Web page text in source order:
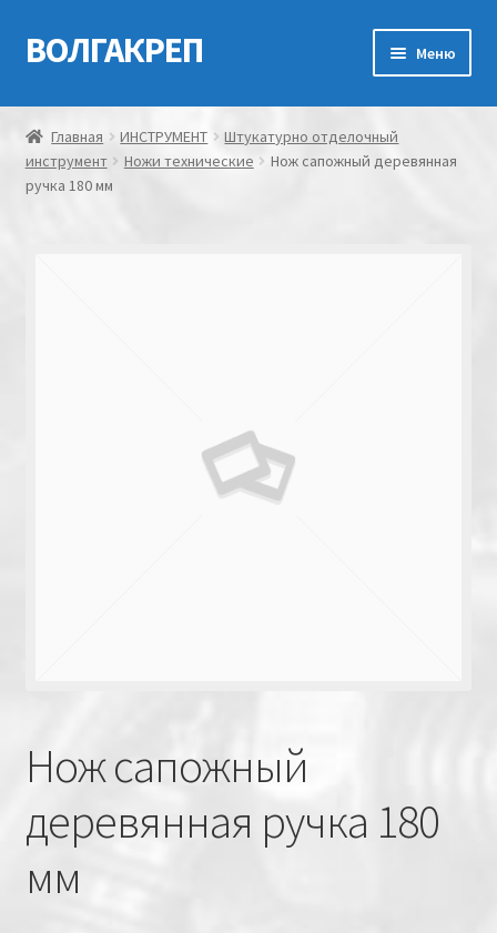
Перейти
к
Перейти
к
ВОЛГАКРЕП Меню
Главная
Контакты
Главная ИНСТРУМЕНТ
Штукатурно отделочный
инструмент
Ножи технические
Нож сапожный деревянная
ручка 180 мм
Нож сапожный
деревянная ручка 180
мм